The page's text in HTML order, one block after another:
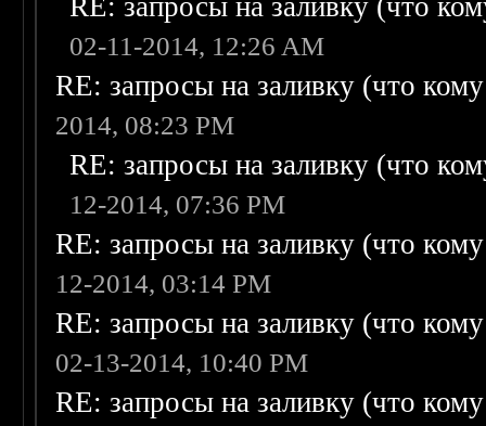
RE: запросы на заливку (что
02-11-2014, 12:26 AM
RE: запросы на заливку (что
2014, 08:23 PM
RE: запросы на заливку (что
12-2014, 07:36 PM
RE: запросы на заливку (что
12-2014, 03:14 PM
RE: запросы на заливку (что
02-13-2014, 10:40 PM
RE: запросы на заливку (что